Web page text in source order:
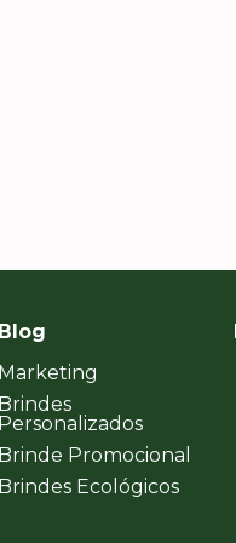
Blog
Marketing
Brindes
Personalizados
Brinde Promocional
Brindes Ecológicos